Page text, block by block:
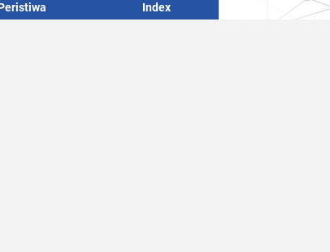
Index